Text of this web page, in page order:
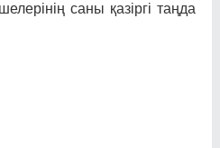
саны қазіргі таңда